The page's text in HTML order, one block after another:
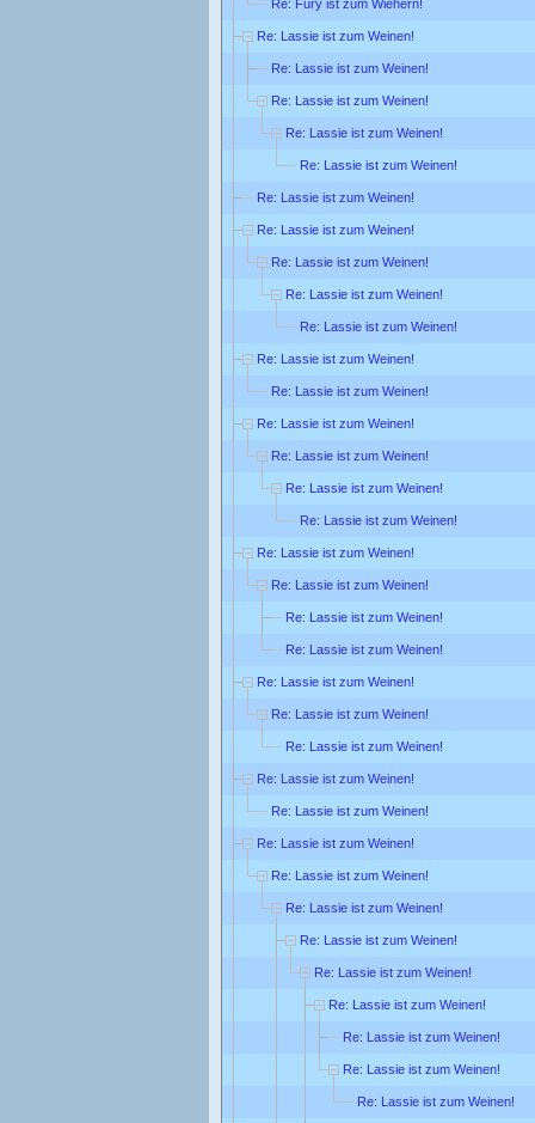
Re: Fury ist zum Wiehern!
Re: Lassie ist zum Weinen!
Re: Lassie ist zum Weinen!
Re: Lassie ist zum Weinen!
Re: Lassie ist zum Weinen!
Re: Lassie ist zum Weinen!
Re: Lassie ist zum Weinen!
Re: Lassie ist zum Weinen!
Re: Lassie ist zum Weinen!
Re: Lassie ist zum Weinen!
Re: Lassie ist zum Weinen!
Re: Lassie ist zum Weinen!
Re: Lassie ist zum Weinen!
Re: Lassie ist zum Weinen!
Re: Lassie ist zum Weinen!
Re: Lassie ist zum Weinen!
Re: Lassie ist zum Weinen!
Re: Lassie ist zum Weinen!
Re: Lassie ist zum Weinen!
Re: Lassie ist zum Weinen!
Re: Lassie ist zum Weinen!
Re: Lassie ist zum Weinen!
Re: Lassie ist zum Weinen!
Re: Lassie ist zum Weinen!
Re: Lassie ist zum Weinen!
Re: Lassie ist zum Weinen!
Re: Lassie ist zum Weinen!
Re: Lassie ist zum Weinen!
Re: Lassie ist zum Weinen!
Re: Lassie ist zum Weinen!
Re: Lassie ist zum Weinen!
Re: Lassie ist zum Weinen!
Re: Lassie ist zum Weinen!
Re: Lassie ist zum Weinen!
Re: Lassie ist zum Weinen!